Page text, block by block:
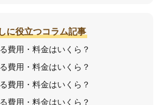
に役立つコラム記事
費用・料金はいくら？
費用・料金はいくら？
費用・料金はいくら？
費用・料金はいくら？